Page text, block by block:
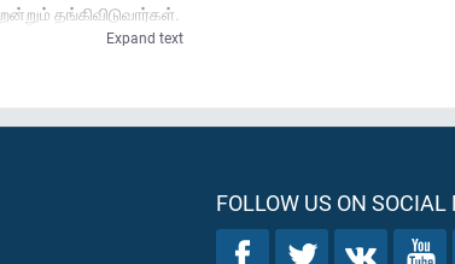
தங்கிவிடுவார்கள்.
Expand text
FOLLOW US ON